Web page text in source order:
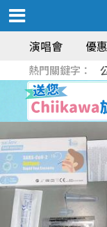
演唱會 優
熱門關鍵字：